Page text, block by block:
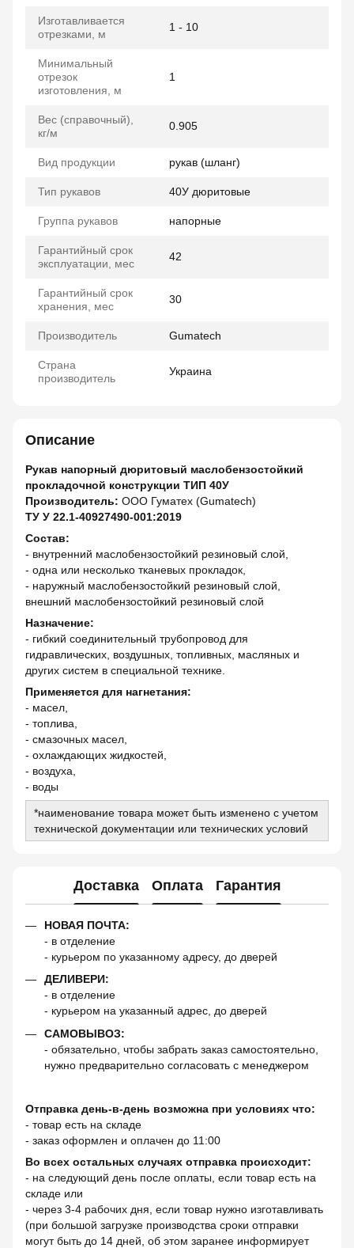
Изготавливается
отрезками, м
1 - 10
Минимальный
отрезок
изготовления, м
1
Вес (справочный),
кг/м
0.905
Вид продукции рукав (шланг)
Тип рукавов 40У дюритовые
Группа рукавов напорные
Гарантийный срок
эксплуатации, мес
42
Гарантийный срок
хранения, мес
30
Производитель Gumatech
Страна
производитель
Украина
Описание
Рукав напорный дюритовый маслобензостойкий
прокладочной конструкции ТИП 40У
Производитель: ООО Гуматех (Gumatech)
ТУ У 22.1-40927490-001:2019
Состав:
- внутренний маслобензостойкий резиновый слой,
- одна или несколько тканевых прокладок,
- наружный маслобензостойкий резиновый слой,
внешний маслобензостойкий резиновый слой
Назначение:
- гибкий соединительный трубопровод для
гидравлических, воздушных, топливных, масляных и
других систем в специальной технике.
Применяется для нагнетания:
- масел,
- топлива,
- смазочных масел,
- охлаждающих жидкостей,
- воздуха,
- воды
*наименование товара может быть изменено с учетом
технической документации или технических условий
Доставка Оплата Гарантия
НОВАЯ ПОЧТА:
- в отделение
- курьером по указанному адресу, до дверей
ДЕЛИВЕРИ:
- в отделение
- курьером на указанный адрес, до дверей
САМОВЫВОЗ:
- обязательно, чтобы забрать заказ самостоятельно,
нужно предварительно согласовать с менеджером
Отправка день-в-день возможна при условиях что:
- товар есть на складе
- заказ оформлен и оплачен до 11:00
Во всех остальных случаях отправка происходит:
- на следующий день после оплаты, если товар есть на
складе или
- через 3-4 рабочих дня, если товар нужно изготавливать
(при большой загрузке производства сроки отправки
могут быть до 14 дней, об этом заранее информирует